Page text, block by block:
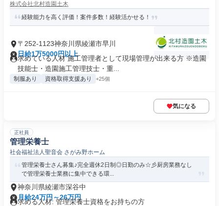
株式会社北村造園土木
経験能力を高く評価！案件多数！経験活かせる！
〒252-1123神奈川県綾瀬市早川
日給1万5000円以上
求めている人材 施工管理者として現場管理が出来る方 ※造園
技能士・造園施工管理技士・重...
制服あり 資格取得支援あり +25個
気になる
正社員
管理栄養士
社会福祉法人聖音会 さがみ野ホーム
管理栄養士さん募集♪完全週休2日制◎日勤のみ☆彡厨房業務なし
で管理栄養士業務に集中できる環...
神奈川県綾瀬市深谷中
月給24万円～26万円
求める人材: 管理栄養士資格をお持ちの方